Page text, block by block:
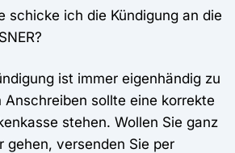
schicke ich die Kündigung an die
ist immer eigenhändig zu
Anschreiben sollte eine korrekte
stehen. Wollen Sie ganz
gehen, versenden Sie per